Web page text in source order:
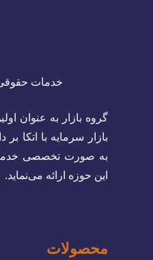
خدمات حقوقی
گروه بازار به عنوان
بازار سرمایه با اتکا
به صورت تخصصی
این حوزه ارائه می­‌نماید.
محصولات